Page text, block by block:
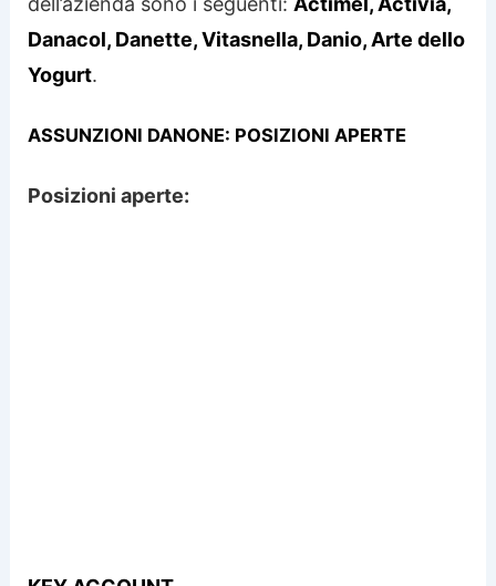
Danacol, Danette, Vitasnella, Danio, Arte dello
Yogurt.
ASSUNZIONI DANONE: POSIZIONI APERTE
Posizioni aperte: